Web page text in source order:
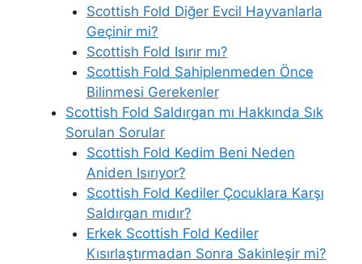
Scottish Fold Diğer Evcil Hayvanlarla
Geçinir mi?
Scottish Fold Isırır mı?
Scottish Fold Sahiplenmeden Önce
Bilinmesi Gerekenler
Scottish Fold Saldırgan mı Hakkında Sık
Sorulan Sorular
Scottish Fold Kedim Beni Neden
Aniden Isırıyor?
Scottish Fold Kediler Çocuklara Karşı
Saldırgan mıdır?
Erkek Scottish Fold Kediler
Kısırlaştırmadan Sonra Sakinleşir mi?